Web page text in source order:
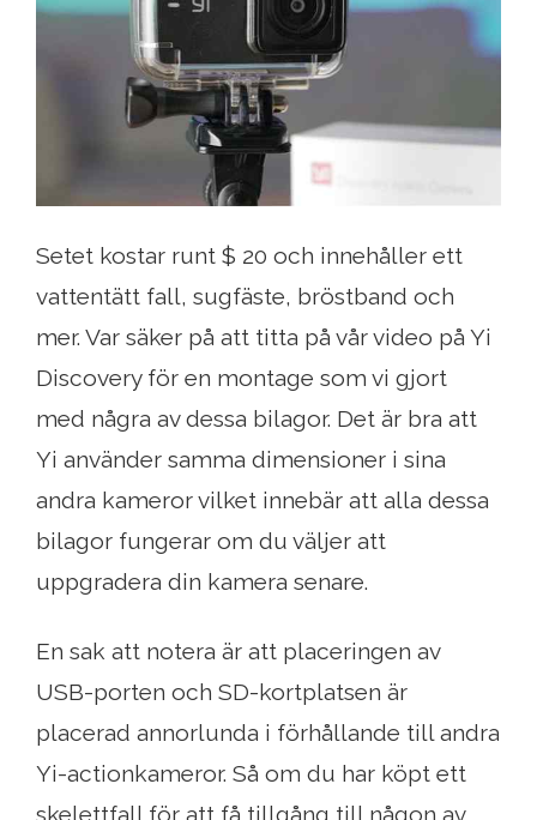
Setet kostar runt $ 20 och innehåller ett
vattentätt fall, sugfäste, bröstband och
mer. Var säker på att titta på vår video på Yi
Discovery för en montage som vi gjort
med några av dessa bilagor. Det är bra att
Yi använder samma dimensioner i sina
andra kameror vilket innebär att alla dessa
bilagor fungerar om du väljer att
uppgradera din kamera senare.
En sak att notera är att placeringen av
USB-porten och SD-kortplatsen är
placerad annorlunda i förhållande till andra
Yi-actionkameror. Så om du har köpt ett
skelettfall för att få tillgång till någon av